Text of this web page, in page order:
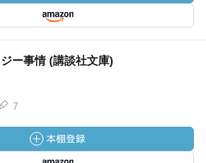
ー事情 (講談社文庫)
7